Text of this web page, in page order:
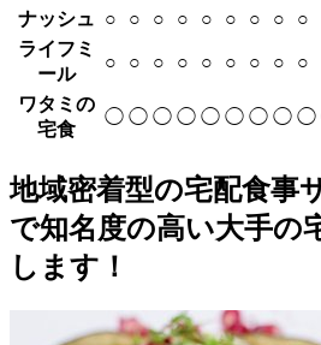
ナッシュ ○ ○ ○ ○ ○ ○ ○ ○ ○
ライフミ
ール
○ ○ ○ ○ ○ ○ ○ ○ ○
ワタミの
宅食
◯ ◯ ◯ ◯ ◯ ◯ ◯ ◯ ◯
地域密着型の宅配食事
で知名度の高い大手の
します！